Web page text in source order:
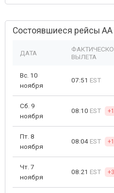
Состоявшиеся рейсы AA
ДАТА
ВЫЛЕТА
Вс. 10
ноября
07:51 EST
Сб. 9
ноября
08:10 EST
Пт. 8
ноября
08:04 EST
Чт. 7
ноября
08:21 EST